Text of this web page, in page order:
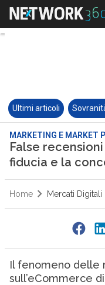
Ultimi articoli
MARKETING E MARKET
False
fiducia e la
Home Mercati Digitali
Il fenomeno delle
sull’eCommerce